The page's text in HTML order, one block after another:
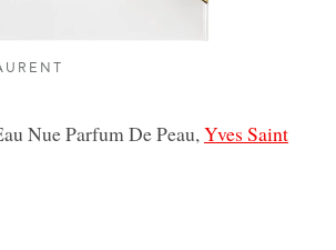
Nue Parfum De Peau,Yves Saint